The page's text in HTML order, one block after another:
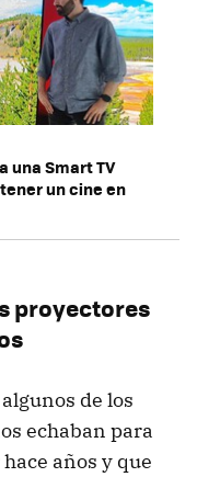
una Smart TV
un cine en
proyectores
de los
echaban para
años y que